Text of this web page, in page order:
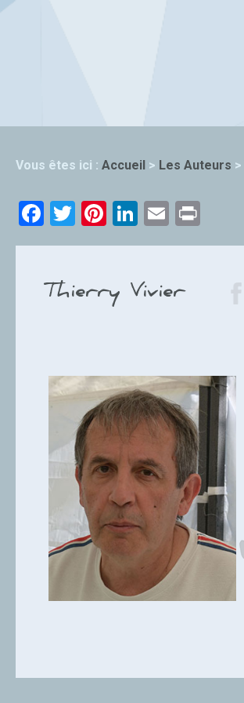
Vous êtes ici : Accueil > Les Auteurs >
Facebook
TwitterPinterest
LinkedIn
Email
Thierry Vivier